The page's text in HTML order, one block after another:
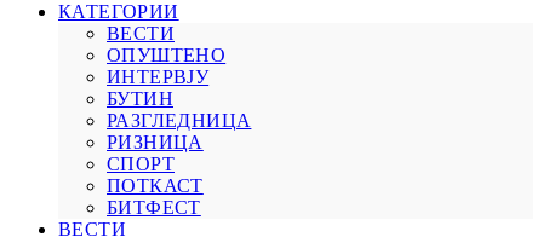
КАТЕГОРИИ
ВЕСТИ
ОПУШТЕНО
ИНТЕРВЈУ
БУТИН
РАЗГЛЕДНИЦА
РИЗНИЦА
СПОРТ
ПОТКАСТ
БИТФЕСТ
ВЕСТИ